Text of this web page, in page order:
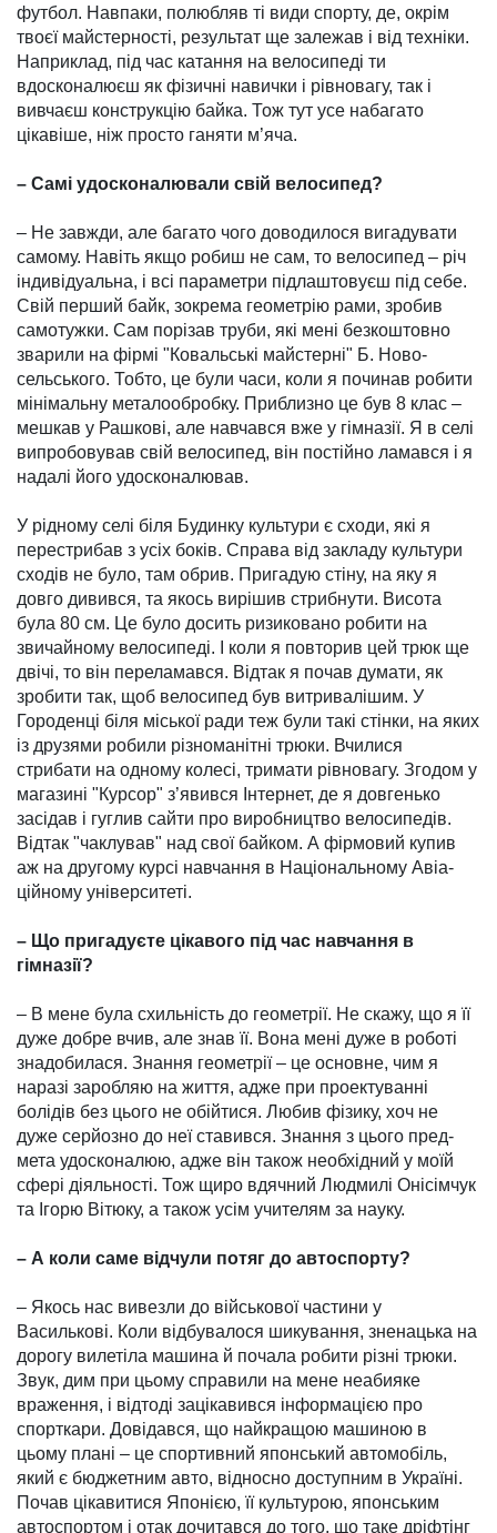
футбол. Навпаки, полюбляв ті види спор­ту, де, окрім
твоєї майстерності, результат ще залежав і від техні­ки.
Наприклад, під час катання на велосипеді ти
вдосконалюєш як фізичні навички і рівновагу, так і
вивчаєш конструкцію байка. Тож тут усе набагато
цікавіше, ніж просто ганяти м’яча.
– Самі удосконалювали свій велосипед?
– Не завжди, але багато чого доводилося вигадувати
самому. Навіть якщо робиш не сам, то велосипед – річ
індивідуальна, і всі параметри підлаштовуєш під себе.
Свій перший байк, зокрема геометрію рами, зробив
само­тужки. Сам порізав труби, які мені безкоштовно
зварили на фір­мі "Ковальські майстерні" Б. Ново­
сельського. Тобто, це були часи, коли я починав робити
мінімальну металообробку. При­б­лизно це був 8 клас –
мешкав у Рашкові, але навчався вже у гімназії. Я в селі
випробовував свій велосипед, він постійно ламався і я
надалі його удоско­налював.
У рідному селі біля Будинку куль­тури є сходи, які я
перестри­бав з усіх боків. Справа від закладу культури
сходів не було, там обрив. Пригадую стіну, на яку я
довго дивився, та якось вирі­шив стрибнути. Висота
була 80 см. Це було досить ризиковано робити на
звичайному вело­сипеді. І коли я повторив цей трюк ще
двічі, то він пере­ла­мався. Відтак я почав думати, як
зробити так, щоб велосипед був витривалішим. У
Городенці біля міської ради теж були такі стінки, на яких
із дру­зями робили різно­манітні трюки. Вчилися
стрибати на одному колесі, тримати рів­новагу. Зго­дом у
магазині "Кур­сор" з’явився Інтернет, де я довгенько
засідав і гуглив сайти про виробництво велосипедів.
Відтак "чаклував" над свої бай­ком. А фірмовий купив
аж на дру­гому курсі нав­чання в Націо­нальному Авіа­
ційному універси­теті.
– Що пригадуєте цікавого під час навчання в
гімназії?
– В мене була схильність до геометрії. Не скажу, що я її
дуже добре вчив, але знав її. Вона мені дуже в роботі
знадобилася. Знання геометрії – це основне, чим я
наразі заробляю на життя, адже при проектуванні
болідів без цього не обійтися. Любив фізику, хоч не
дуже серйозно до неї ставився. Знання з цього пред­
мета удосконалюю, адже він також необхідний у моїй
сфері діяльності. Тож щиро вдяч­ний Людмилі Онісімчук
та Ігорю Вітюку, а також усім учителям за науку.
– А коли саме відчули потяг до автоспорту?
– Якось нас вивезли до війсь­кової частини у
Василькові. Коли відбувалося шикування, зне­нацька на
дорогу вилетіла ма­шина й почала робити різні трюки.
Звук, дим при цьому справили на мене неабияке
враження, і від­тоді зацікавився інформацією про
спорткари. Довідався, що найкращою ма­шиною в
цьому плані – це спор­тивний японський автомобіль,
який є бюджетним авто, відносно доступним в Ук­раїні.
Почав ціка­витися Японією, її культурою, японським
авто­спортом і отак дочитався до того, що таке дріф­тінг